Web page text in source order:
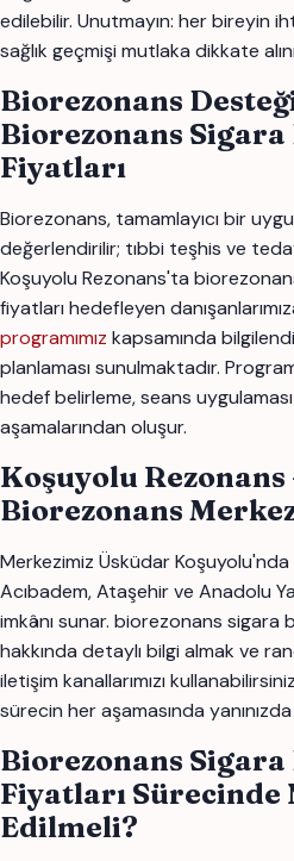
edilebilir. Unutmayın: her bireyin
sağlık geçmişi mutlaka dikkate
Biorezonans
Biorezonans Sigara
Fiyatları
Biorezonans, tamamlayıcı bir
değerlendirilir; tıbbi teşhis ve
Koşuyolu Rezonans'ta
fiyatları hedefleyen
programımız kapsamında
planlaması sunulmaktadır.
hedef belirleme, seans
aşamalarından oluşur.
Koşuyolu
Biorezonans
Merkezimiz Üsküdar Koşuyolu'nda
Acıbadem, Ataşehir ve Anadolu
imkânı sunar. biorezonans sigara
hakkında detaylı bilgi almak ve
iletişim kanallarımızı
sürecin her aşamasında
Biorezonans Sigara
Fiyatları
Edilmeli?